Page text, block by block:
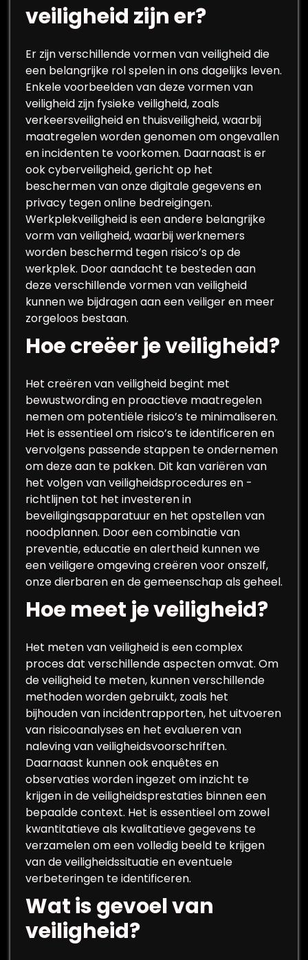
veiligheid zijn er?
Er zijn verschillende vormen van veiligheid die
een belangrijke rol spelen in ons dagelijks leven.
Enkele voorbeelden van deze vormen van
veiligheid zijn fysieke veiligheid, zoals
verkeersveiligheid en thuisveiligheid, waarbij
maatregelen worden genomen om ongevallen
en incidenten te voorkomen. Daarnaast is er
ook cyberveiligheid, gericht op het
beschermen van onze digitale gegevens en
privacy tegen online bedreigingen.
Werkplekveiligheid is een andere belangrijke
vorm van veiligheid, waarbij werknemers
worden beschermd tegen risico’s op de
werkplek. Door aandacht te besteden aan
deze verschillende vormen van veiligheid
kunnen we bijdragen aan een veiliger en meer
zorgeloos bestaan.
Hoe creëer je veiligheid?
Het creëren van veiligheid begint met
bewustwording en proactieve maatregelen
nemen om potentiële risico’s te minimaliseren.
Het is essentieel om risico’s te identificeren en
vervolgens passende stappen te ondernemen
om deze aan te pakken. Dit kan variëren van
het volgen van veiligheidsprocedures en -
richtlijnen tot het investeren in
beveiligingsapparatuur en het opstellen van
noodplannen. Door een combinatie van
preventie, educatie en alertheid kunnen we
een veiligere omgeving creëren voor onszelf,
onze dierbaren en de gemeenschap als geheel.
Hoe meet je veiligheid?
Het meten van veiligheid is een complex
proces dat verschillende aspecten omvat. Om
de veiligheid te meten, kunnen verschillende
methoden worden gebruikt, zoals het
bijhouden van incidentrapporten, het uitvoeren
van risicoanalyses en het evalueren van
naleving van veiligheidsvoorschriften.
Daarnaast kunnen ook enquêtes en
observaties worden ingezet om inzicht te
krijgen in de veiligheidsprestaties binnen een
bepaalde context. Het is essentieel om zowel
kwantitatieve als kwalitatieve gegevens te
verzamelen om een volledig beeld te krijgen
van de veiligheidssituatie en eventuele
verbeteringen te identificeren.
Wat is gevoel van
veiligheid?